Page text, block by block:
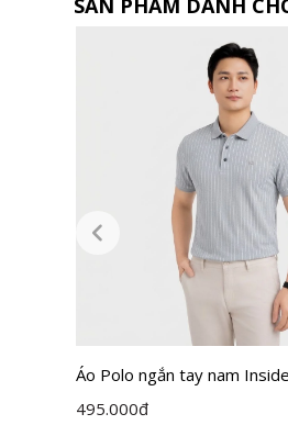
SẢN PHẨM DÀNH
Áo Polo ngắn tay nam
IPS090MAH0
495.000đ